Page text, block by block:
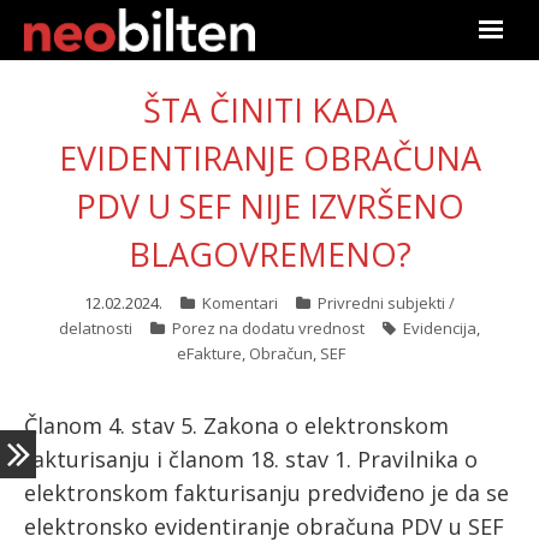
Pretraga
Aktuelno
Linkovi
Pretplata
Prijava
ŠTA ČINITI KADA
EVIDENTIRANJE OBRAČUNA
PDV U SEF NIJE IZVRŠENO
BLAGOVREMENO?
12.02.2024. Komentari
Privredni subjekti /
delatnosti
Porez na dodatu vrednost Evidencija,
eFakture, Obračun, SEF
Članom 4. stav 5. Zakona o elektronskom
fakturisanju i članom 18. stav 1. Pravilnika o
elektronskom fakturisanju predviđeno je da se
elektronsko evidentiranje obračuna PDV u SEF